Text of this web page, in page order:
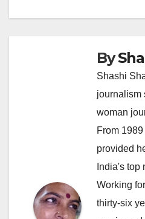
By
Shashi
journalism
woman
From
provided
India's top
Working
thirty-six